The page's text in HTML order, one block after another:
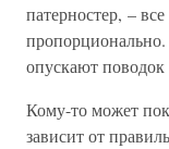
патерностер, –
опускают поводок
Кому-то может
зависит от